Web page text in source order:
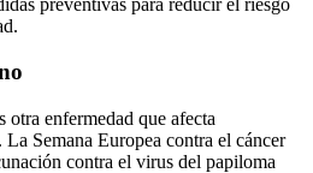
otra enfermedad que afecta
Semana Europea contra el cáncer
contra el virus del papiloma